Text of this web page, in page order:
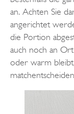
an. Achten Sie
angerichtet
die Portion
auch noch an
oder warm